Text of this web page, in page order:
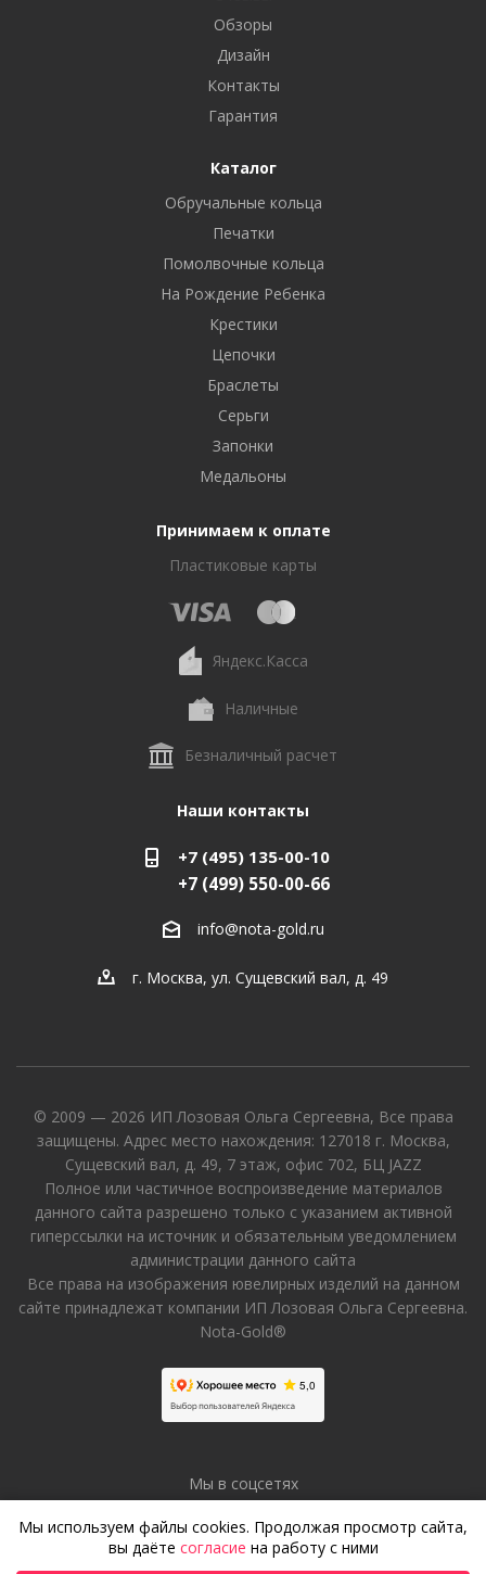
Обзоры
Дизайн
Контакты
Гарантия
Каталог
Обручальные кольца
Печатки
Помолвочные кольца
На Рождение Ребенка
Крестики
Цепочки
Браслеты
Серьги
Запонки
Медальоны
Принимаем к оплате
Пластиковые карты
Яндекс.Касса
Наличные
Безналичный расчет
Наши контакты
+7 (495) 135-00-10
+7 (499) 550-00-66
info@nota-gold.ru
г. Москва, ул. Сущевский вал, д. 49
© 2009 — 2026 ИП Лозовая Ольга Сергеевна, Все права
защищены. Адрес место нахождения: 127018 г. Москва,
Сущевский вал, д. 49, 7 этаж, офис 702, БЦ JAZZ
Полное или частичное воспроизведение материалов
данного сайта разрешено только с указанием активной
гиперссылки на источник и обязательным уведомлением
администрации данного сайта
Все права на изображения ювелирных изделий на данном
сайте принадлежат компании ИП Лозовая Ольга Сергеевна.
Nota-Gold®
Мы в соцсетях
Мы используем файлы cookies. Продолжая просмотр сайта,
вы даёте согласие на работу с ними